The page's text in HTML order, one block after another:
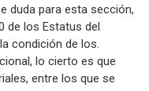
duda para esta sección,
de los Estatus del
condición de los.
lo cierto es que
entre los que se